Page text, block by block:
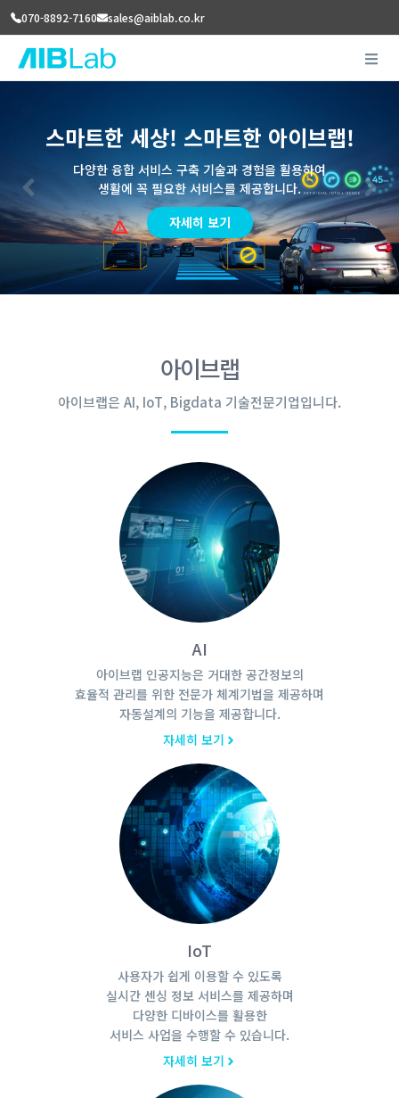
070-8892-7160 sales@aiblab.co.kr
스마트한 세상! 스마트한 아이브랩!
다양한 융합 서비스 구축 기술과 경험을 활용하여
생활에 꼭 필요한 서비스를 제공합니다.
자세히 보기
Previous
아이브랩
아이브랩은 AI, IoT, Bigdata 기술전문기업입니다.
AI
아이브랩 인공지능은 거대한 공간정보의
효율적 관리를 위한 전문가 체계기법을 제공하며
자동설계의 기능을 제공합니다.
자세히 보기
IoT
사용자가 쉽게 이용할 수 있도록
실시간 센싱 정보 서비스를 제공하며
다양한 디바이스를 활용한
서비스 사업을 수행할 수 있습니다.
자세히 보기